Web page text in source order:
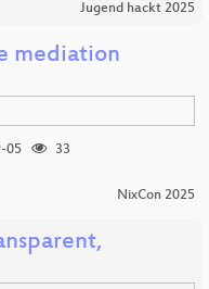
Jugend hackt 2025
mediation
05
33
NixCon 2025